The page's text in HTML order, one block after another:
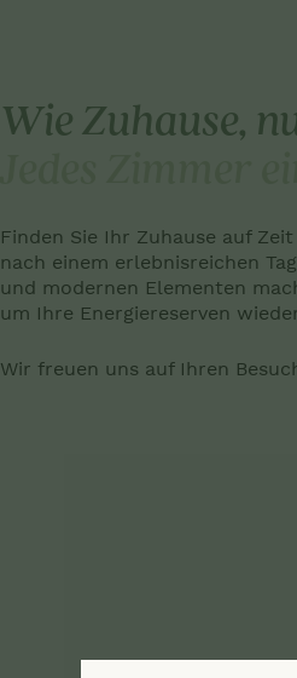
Wie Zuhause,
Finden Sie Ihr Zuhause auf
nach einem erlebnisreichen
und modernen Elementen
um Ihre Energiereserven
Wir freuen uns auf Ihren